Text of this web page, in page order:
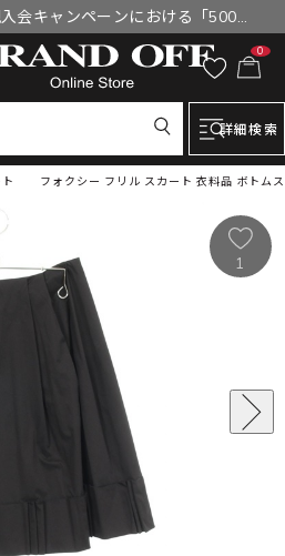
会キャンペーンにおける「500円
付与漏れと補填について
0
詳細検索
フォクシー フリル スカート 衣料品 ボトム
1